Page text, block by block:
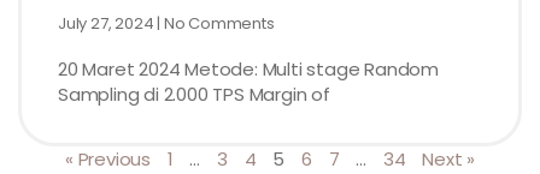
July 27, 2024 No Comments
20 Maret 2024 Metode: Multi stage Random
Sampling di 2.000 TPS Margin of
« Previous 1 … 3 4 5 6 7 … 34 Next »